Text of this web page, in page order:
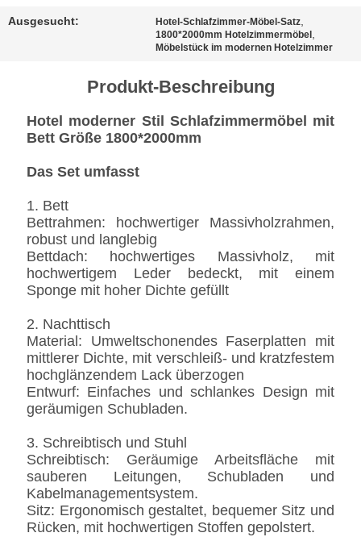
Ausgesucht: Hotel-Schlafzimmer-Möbel-Satz
1800*2000mm Hotelzimmermöbel
Möbelstück im modernen Hotelzimmer
Produkt-Beschreibung
Hotel moderner Stil Schlafzimmermöbel mit
Bett Größe 1800*2000mm
Das Set umfasst
1. Bett
Bettrahmen: hochwertiger Massivholzrahmen,
robust und langlebig
Bettdach: hochwertiges Massivholz, mit
hochwertigem Leder bedeckt, mit einem
Sponge mit hoher Dichte gefüllt
2. Nachttisch
Material: Umweltschonendes Faserplatten mit
mittlerer Dichte, mit verschleiß- und kratzfestem
hochglänzendem Lack überzogen
Entwurf: Einfaches und schlankes Design mit
geräumigen Schubladen.
3. Schreibtisch und Stuhl
Schreibtisch: Geräumige Arbeitsfläche mit
sauberen Leitungen, Schubladen und
Kabelmanagementsystem.
Sitz: Ergonomisch gestaltet, bequemer Sitz und
Rücken, mit hochwertigen Stoffen gepolstert.